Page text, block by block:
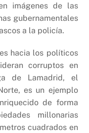
imágenes de las
gubernamentales
a la policía.
hacia los políticos
corruptos en
de Lamadrid, el
es un ejemplo
de forma
millonarias
cuadrados en